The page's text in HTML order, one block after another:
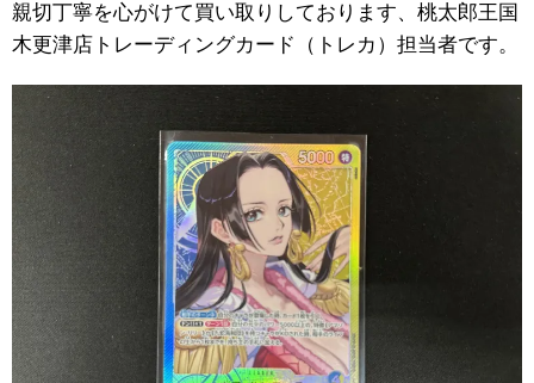
親切丁寧を心がけて買い取りしております、桃太郎王国
木更津店トレーディングカード（トレカ）担当者です。